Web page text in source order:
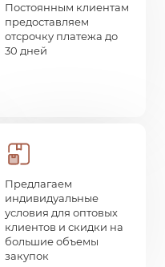
Постоянным клиентам
предоставляем
отсрочку платежа до
30 дней
Предлагаем
индивидуальные
условия для оптовых
клиентов и скидки на
большие объемы
закупок